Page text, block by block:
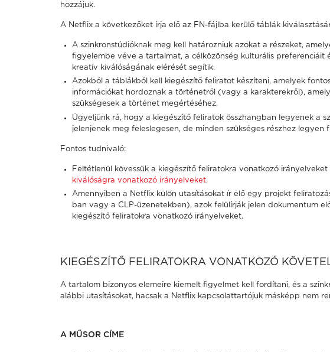
hozzájuk.
A Netflix a következőket írja elő az FN-fájlba kerülő táblák
A szinkronstúdióknak meg kell határozniuk azokat a részeket,
figyelembe véve a tartalmat, a célközönség kulturális preferenciáit
kreatív kiválóságának elérését segítik.
Azokból a táblákból kell kiegészítő feliratot készíteni, amelyek
információkat hordoznak a történetről (vagy a karakterekről),
szükségesek a történet megértéséhez.
Ügyeljünk rá, hogy a kiegészítő feliratok összhangban legyenek a
jelenjenek meg feleslegesen, de minden szükséges részhez legyen
Fontos tudnivaló:
Feltétlenül kövessük a kiegészítő feliratokra vonatkozó
kiválóságra vonatkozó irányelveket.
Amennyiben a Netflix külön utasításokat ír elő egy projekt
ban vagy a CLP-üzenetekben), azok felülírják jelen dokumentum
kiegészítő feliratokra vonatkozó irányelveket.
KIEGÉSZÍTŐ FELIRATOKRA VONATKOZÓ
A tartalom bizonyos elemeire kiemelt figyelmet kell fordítani, és a
alábbi utasításokat, hacsak a Netflix kapcsolattartójuk másképp nem
A MŰSOR CÍME